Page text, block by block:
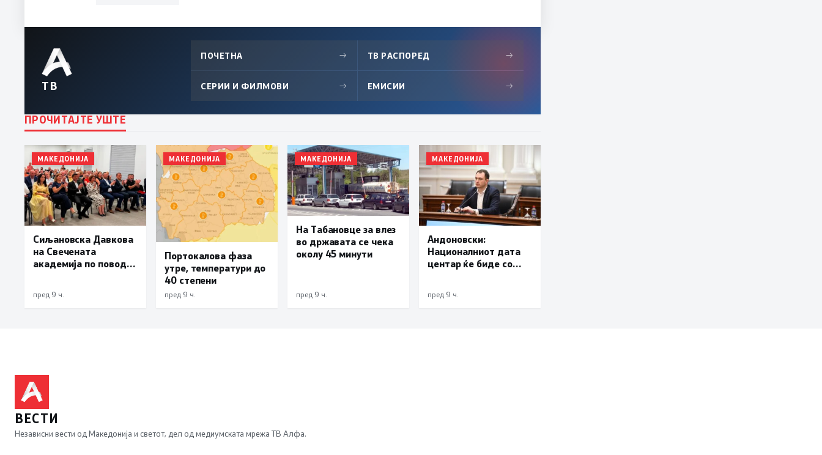
ТВ
ПОЧЕТНА → ТВ РАСПОРЕД →
СЕРИИ И ФИЛМОВИ → ЕМИСИИ →
ПРОЧИТАЈТЕ УШТЕ
МАКЕДОНИЈА
Сиљановска Давкова
на Свечената
академија по повод
пред 9 ч.
МАКЕДОНИЈА
Портокалова фаза
утре, температури до
40 степени
пред 9 ч.
МАКЕДОНИЈА
На Табановце за влез
во државата се чека
околу 45 минути
пред 9 ч.
МАКЕДОНИЈА
Андоновски:
Националниот дата
центар ќе биде со
исклучиво за
пред 9 ч.
ВЕСТИ
Независни вести од Македонија и светот, дел од медиумската мрежа ТВ Алфа.